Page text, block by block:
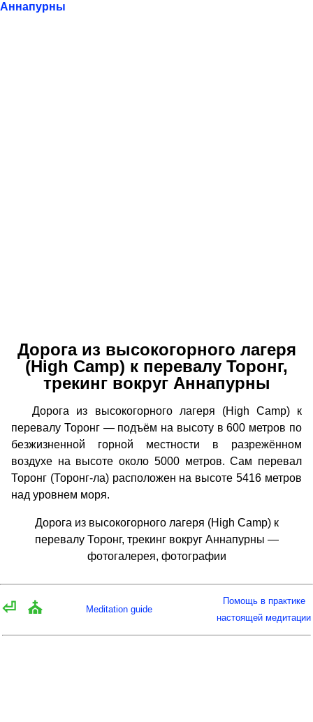
Аннапурны
Дорога из высокогорного лагеря
(High Camp) к перевалу Торонг,
трекинг вокруг Аннапурны
Дорога из высокогорного лагеря (High Camp) к
перевалу Торонг — подъём на высоту в 600 метров по
безжизненной горной местности в разрежённом
воздухе на высоте около 5000 метров. Сам перевал
Торонг (Торонг-ла) расположен на высоте 5416 метров
над уровнем моря.
Дорога из высокогорного лагеря (High Camp) к
перевалу Торонг, трекинг вокруг Аннапурны —
фотогалерея, фотографии
⏎ ⛪ Meditation guide
Помощь в практике
настоящей медитации